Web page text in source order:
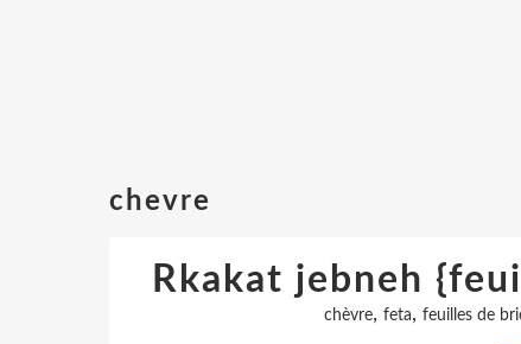
chevre
Rkakat jebneh
chèvre, feta, feuilles de